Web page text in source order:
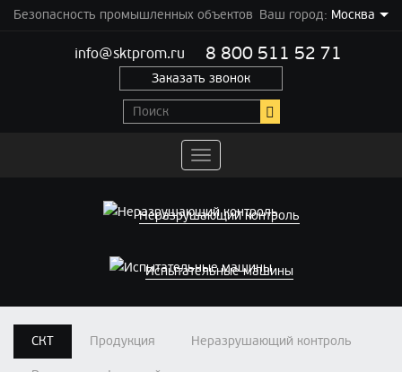
Безопасность промышленных объектов Ваш город: Москва
info@sktprom.ru 8 800 511 52 71
Заказать звонок
Переключить
навигацию
Неразрушающий контроль
Испытательные машины
СКТ Продукция Неразрушающий контроль